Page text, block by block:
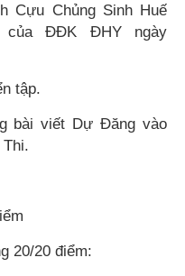
Cựu Chủng Sinh Huế
ĐĐK ĐHY ngày
tập.
bài viết Dự Đăng vào
20/20 điểm: